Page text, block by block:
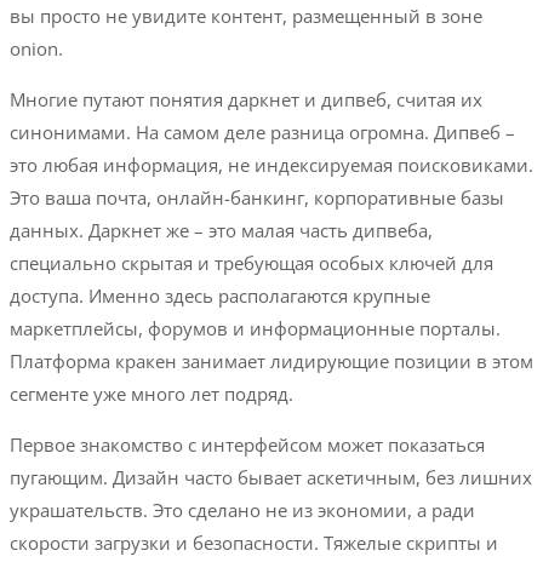
вы просто не увидите контент, размещенный в зоне
onion.
Многие путают понятия даркнет и дипвеб, считая их
синонимами. На самом деле разница огромна. Дипвеб –
это любая информация, не индексируемая поисковиками.
Это ваша почта, онлайн-банкинг, корпоративные базы
данных. Даркнет же – это малая часть дипвеба,
специально скрытая и требующая особых ключей для
доступа. Именно здесь располагаются крупные
маркетплейсы, форумов и информационные порталы.
Платформа кракен занимает лидирующие позиции в этом
сегменте уже много лет подряд.
Первое знакомство с интерфейсом может показаться
пугающим. Дизайн часто бывает аскетичным, без лишних
украшательств. Это сделано не из экономии, а ради
скорости загрузки и безопасности. Тяжелые скрипты и